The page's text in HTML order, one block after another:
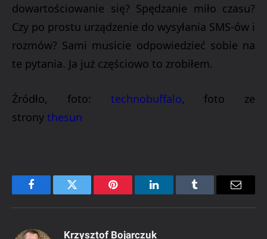
dowartościowanie się? Spędzanie miło czasu?
Czy po prostu urządzenie do wysyłania SMS-ów i
rozmów? Sami musicie odpowiedzieć sobie na
te pytania. Ja już częściowo to zrobiłem.
Źródło, foto: technobuffalo, foto ze
strony thesun
FacebookTwitter Pinterest LinkedInTumblr Email
Krzysztof Bojarczuk